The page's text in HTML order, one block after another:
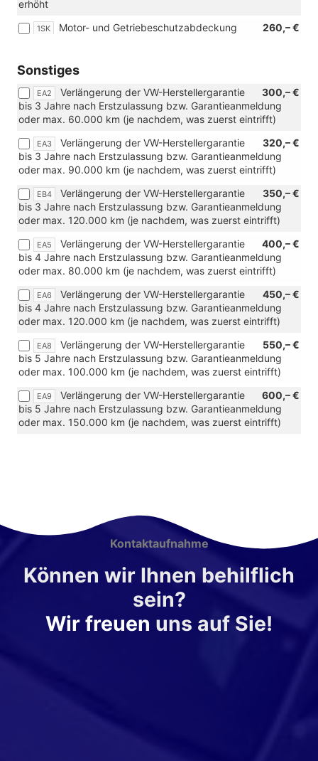
kW)
erhöht
1SK 260,– €
Motor- und Getriebeschutzabdeckung
Sonstiges
EA2 300,– €
Verlängerung der VW-Herstellergarantie
bis 3 Jahre nach Erstzulassung bzw. Garantieanmeldung
oder max. 60.000 km (je nachdem, was zuerst eintrifft)
EA3 320,– €
Verlängerung der VW-Herstellergarantie
bis 3 Jahre nach Erstzulassung bzw. Garantieanmeldung
oder max. 90.000 km (je nachdem, was zuerst eintrifft)
EB4 350,– €
Verlängerung der VW-Herstellergarantie
bis 3 Jahre nach Erstzulassung bzw. Garantieanmeldung
oder max. 120.000 km (je nachdem, was zuerst eintrifft)
EA5 400,– €
Verlängerung der VW-Herstellergarantie
bis 4 Jahre nach Erstzulassung bzw. Garantieanmeldung
oder max. 80.000 km (je nachdem, was zuerst eintrifft)
EA6 450,– €
Verlängerung der VW-Herstellergarantie
bis 4 Jahre nach Erstzulassung bzw. Garantieanmeldung
oder max. 120.000 km (je nachdem, was zuerst eintrifft)
EA8 550,– €
Verlängerung der VW-Herstellergarantie
bis 5 Jahre nach Erstzulassung bzw. Garantieanmeldung
oder max. 100.000 km (je nachdem, was zuerst eintrifft)
EA9 600,– €
Verlängerung der VW-Herstellergarantie
bis 5 Jahre nach Erstzulassung bzw. Garantieanmeldung
oder max. 150.000 km (je nachdem, was zuerst eintrifft)
Kontaktaufnahme
Können wir Ihnen behilflich
sein?
Wir freuen uns auf Sie!